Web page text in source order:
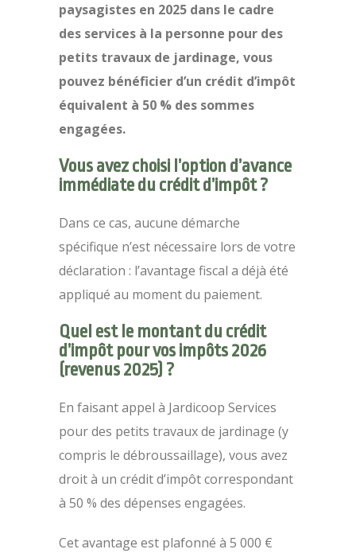
paysagistes en 2025 dans le cadre
des services à la personne pour des
petits travaux de jardinage, vous
pouvez bénéficier d’un crédit d’impôt
équivalent à 50 % des sommes
engagées.
Vous avez choisi l’option d’avance
immédiate du crédit d’impôt ?
Dans ce cas, aucune démarche
spécifique n’est nécessaire lors de votre
déclaration : l’avantage fiscal a déjà été
appliqué au moment du paiement.
Quel est le montant du crédit
d’impôt pour vos impôts 2026
(revenus 2025) ?
En faisant appel à Jardicoop Services
pour des petits travaux de jardinage (y
compris le débroussaillage), vous avez
droit à un crédit d’impôt correspondant
à 50 % des dépenses engagées.
Cet avantage est plafonné à 5 000 €